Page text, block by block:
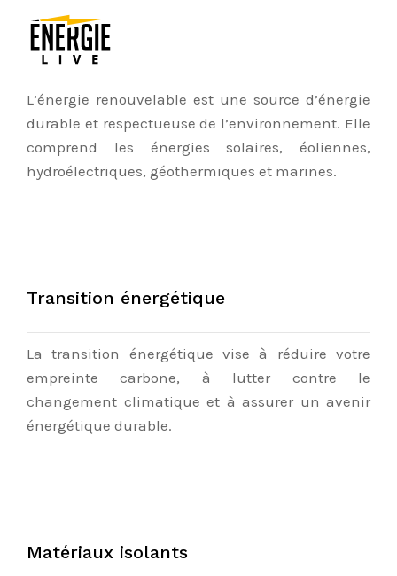
L’énergie renouvelable est une source d’énergie
durable et respectueuse de l’environnement. Elle
comprend les énergies solaires, éoliennes,
hydroélectriques, géothermiques et marines.
Transition énergétique
La transition énergétique vise à réduire votre
empreinte carbone, à lutter contre le
changement climatique et à assurer un avenir
énergétique durable.
Matériaux isolants